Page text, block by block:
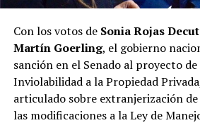
interpretar lo que la sociedad
Pastori sostuvo que “la Renovación
para el otro” y que Encuentro
que Rovira reemplazó al Partido de
“duró dos meses”; y que “en esa
generar una política buena, que
Con los votos de Sonia Rojas
Martín Goerling, el gobierno
sanción en el Senado al proyecto de
Inviolabilidad a la Propiedad
articulado sobre extranjerización
las modificaciones a la Ley de